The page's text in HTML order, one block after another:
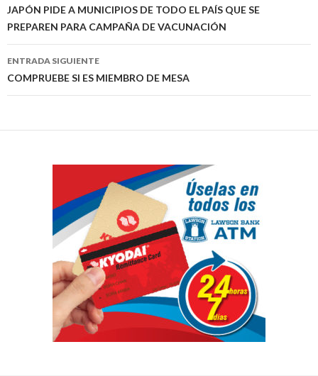
de
entradas
JAPÓN PIDE A MUNICIPIOS DE TODO EL PAÍS QUE SE
PREPAREN PARA CAMPAÑA DE VACUNACIÓN
ENTRADA SIGUIENTE
COMPRUEBE SI ES MIEMBRO DE MESA